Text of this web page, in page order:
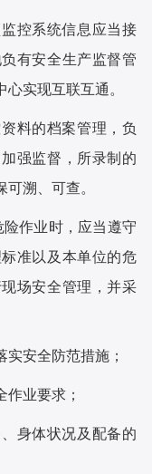
控系统信息应当接
有安全生产监督管
实现互联互通。
料的档案管理，负
强监督，所录制的
溯、可查。
作业时，应当遵守
准以及本单位的危
场安全管理，并采
实安全防范措施；
作业要求；
身体状况及配备的